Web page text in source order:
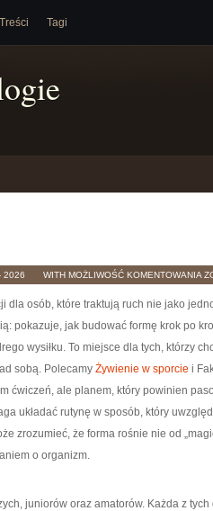
Tagi
2026 WITH MOŻLIWOŚĆ KOMENTOWANIA
dla osób, które traktują ruch nie jako
pokazuje, jak budować formę krok po
wysiłku. To miejsce dla tych, którzy
sobą. Polecamy Żywienie w sporcie i
ćwiczeń, ale planem, który powinien
układać rutynę w sposób, który
zrozumieć, że forma rośnie nie od
o organizm.
juniorów oraz amatorów. Każda z